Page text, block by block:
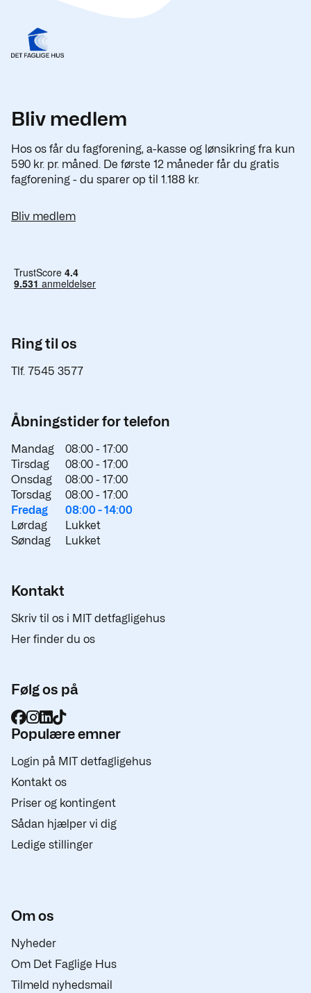
Bliv medlem
Hos os får du fagforening, a-kasse og lønsikring fra kun
590 kr. pr. måned. De første 12 måneder får du gratis
fagforening - du sparer op til 1.188 kr.
Bliv medlem
Ring til os
Tlf. 7545 3577
Åbningstider for telefon
Mandag 08:00 - 17:00
Tirsdag
08:00 - 17:00
Onsdag
08:00 - 17:00
Torsdag
08:00 - 17:00
Fredag
08:00 -14:00
Lørdag
Lukket
Søndag
Lukket
Kontakt
Skriv til os i MIT detfagligehus
Her finder du os
Følg os på
Populære emner
Login på MIT detfagligehus
Kontakt os
Priser og kontingent
Sådan hjælper vi dig
Ledige stillinger
Om os
Nyheder
Om Det Faglige Hus
Tilmeld nyhedsmail